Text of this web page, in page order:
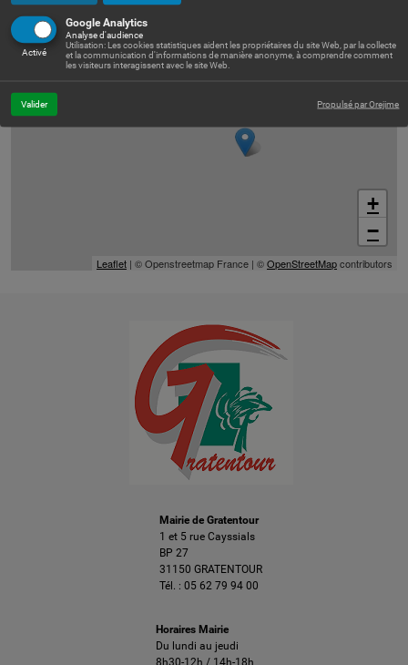
Google Analytics
Activé
Analyse d'audience
Utilisation: Les cookies statistiques aident les propriétaires du site Web, par la collecte
et la communication d'informations de manière anonyme, à comprendre comment
les visiteurs interagissent avec le site Web.
Valider Propulsé par Orejime
+
−
Leaflet | © Openstreetmap France | ©OpenStreetMapcontributors
Mairie de Gratentour
1 et 5 rue Cayssials
BP 27
31150 GRATENTOUR
Tél. : 05 62 79 94 00
Horaires Mairie
Du lundi au jeudi